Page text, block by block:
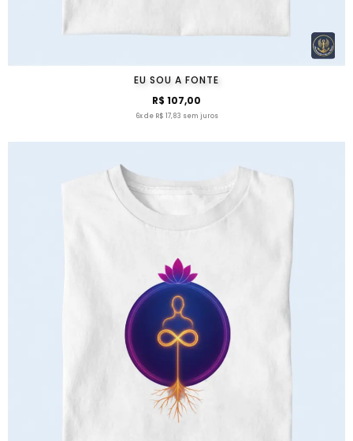
EU SOU A FONTE
R$ 107,00
6x de R$ 17,83 sem juros